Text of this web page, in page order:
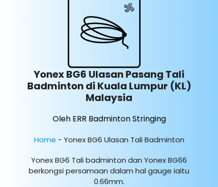
Yonex BG6 Ulasan Pasang Tali
Badminton di Kuala Lumpur (KL)
Malaysia
Oleh ERR Badminton Stringing
Home - Yonex BG6 Ulasan Tali Badminton
Yonex BG6 Tali badminton dan Yonex BG66
berkongsi persamaan dalam hal gauge iaitu
0.66mm.